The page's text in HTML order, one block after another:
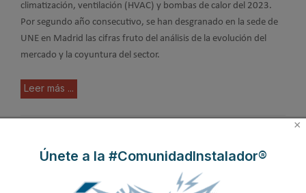
climatización, ventilación (HVAC) y bombas de calor del 2023.
Por segundo año consecutivo, se han desgranado en la sede de
UNE en Madrid las cifras fruto del análisis de la evolución del
mercado y la coyuntura del sector.
Leer más ...
Anterior 3
×
Únete a la #ComunidadInstalador®